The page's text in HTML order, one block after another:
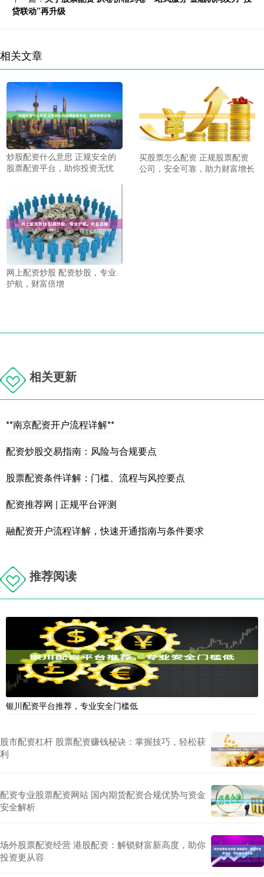
贷联动”再升级
相关文章
炒股配资什么意思 正规安全的
股票配资平台，助你投资无忧
买股票怎么配资 正规股票配资
公司，安全可靠，助力财富增长
网上配资炒股 配资炒股，专业
护航，财富倍增
相关更新
**南京配资开户流程详解**
配资炒股交易指南：风险与合规要点
股票配资条件详解：门槛、流程与风控要点
配资推荐网 | 正规平台评测
融配资开户流程详解，快速开通指南与条件要求
推荐阅读
银川配资平台推荐，专业安全门槛低
股市配资杠杆 股票配资赚钱秘诀：掌握技巧，轻松获
利
配资专业股票配资网站 国内期货配资合规优势与资金
安全解析
场外股票配资经营 港股配资：解锁财富新高度，助你
投资更从容